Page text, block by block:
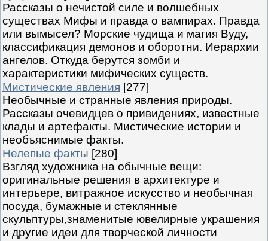
Рассказы о нечистой силе и волшебных
существах Мифы и правда о вампирах. Правда
или вымысел? Морские чудища и магия Вуду,
классификация демонов и оборотни. Иерархии
ангелов. Откуда берутся зомби и
характеристики мифических существ.
Мистические явления [277]
Необычные и странные явления природы.
Рассказы очевидцев о привидениях, известные
клады и артефакты. Мистические истории и
необъяснимые факты.
Нелепые факты [280]
Взгляд художника на обычные вещи:
оригинальные решения в архитектуре и
интерьере, витражное искусство и необычная
посуда, бумажные и стеклянные
скульптуры,знаменитые ювелирные украшения
и другие идеи для творческой личности